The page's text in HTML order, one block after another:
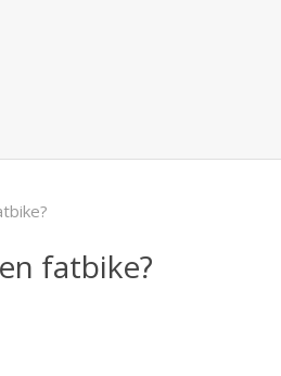
fatbike?